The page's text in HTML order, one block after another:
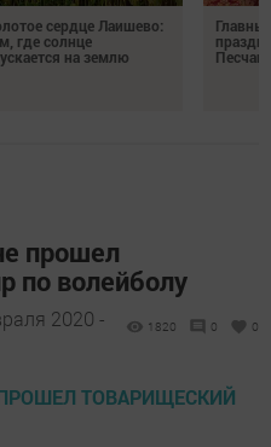
сердце Лаишево:
где солнце
на землю
прошел
по волейболу
2020 -
1820 0 0